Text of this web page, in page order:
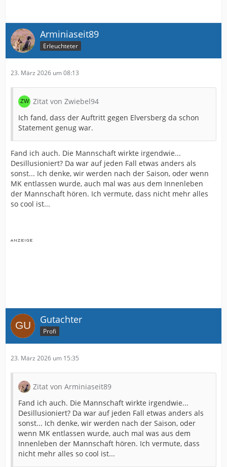
Arminiaseit89
Erleuchteter
23. März 2026 um 08:13
Zitat von Zwiebel94
Ich fand, dass der Auftritt gegen Elversberg da schon
Statement genug war.
Fand ich auch. Die Mannschaft wirkte irgendwie...
Desillusioniert? Da war auf jeden Fall etwas anders als
sonst... Ich denke, wir werden nach der Saison, oder wenn
MK entlassen wurde, auch mal was aus dem Innenleben
der Mannschaft hören. Ich vermute, dass nicht mehr alles
so cool ist...
Gutachter
Profi
23. März 2026 um 15:35
Zitat von Arminiaseit89
Fand ich auch. Die Mannschaft wirkte irgendwie...
Desillusioniert? Da war auf jeden Fall etwas anders als
sonst... Ich denke, wir werden nach der Saison, oder
wenn MK entlassen wurde, auch mal was aus dem
Innenleben der Mannschaft hören. Ich vermute, dass
nicht mehr alles so cool ist...